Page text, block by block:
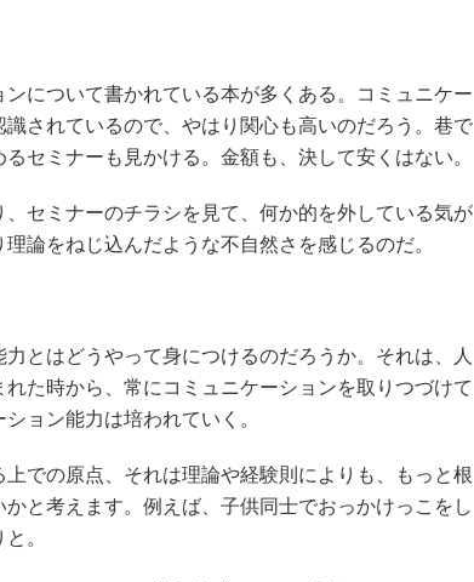
について書かれている本が多くある。コミュニケー
されているので、やはり関心も高いのだろう。巷で
セミナーも見かける。金額も、決して安くはない。
セミナーのチラシを見て、何か的を外している気が
論をねじ込んだような不自然さを感じるのだ。
とはどうやって身につけるのだろうか。それは、人
た時から、常にコミュニケーションを取りつづけて
ョン能力は培われていく。
での原点、それは理論や経験則によりも、もっと根
と考えます。例えば、子供同士でおっかけっこをし
。